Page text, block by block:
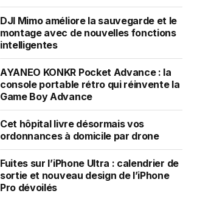
DJI Mimo améliore la sauvegarde et le
montage avec de nouvelles fonctions
intelligentes
AYANEO KONKR Pocket Advance : la
console portable rétro qui réinvente la
Game Boy Advance
Cet hôpital livre désormais vos
ordonnances à domicile par drone
Fuites sur l’iPhone Ultra : calendrier de
sortie et nouveau design de l’iPhone
Pro dévoilés